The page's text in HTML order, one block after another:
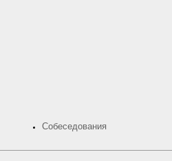
Собеседования